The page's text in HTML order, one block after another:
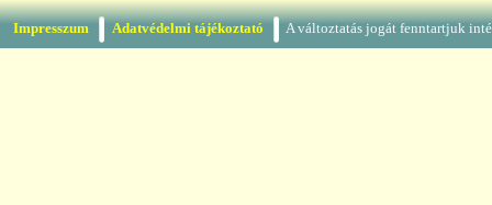
Impresszum Adatvédelmi tájékoztató A változtatás jogát fenntartjuk